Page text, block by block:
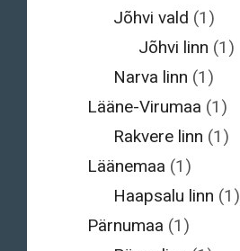
Jõhvi vald (1)
Jõhvi linn (1)
Narva linn (1)
Lääne-Virumaa (1)
Rakvere linn (1)
Läänemaa (1)
Haapsalu linn (1)
Pärnumaa (1)